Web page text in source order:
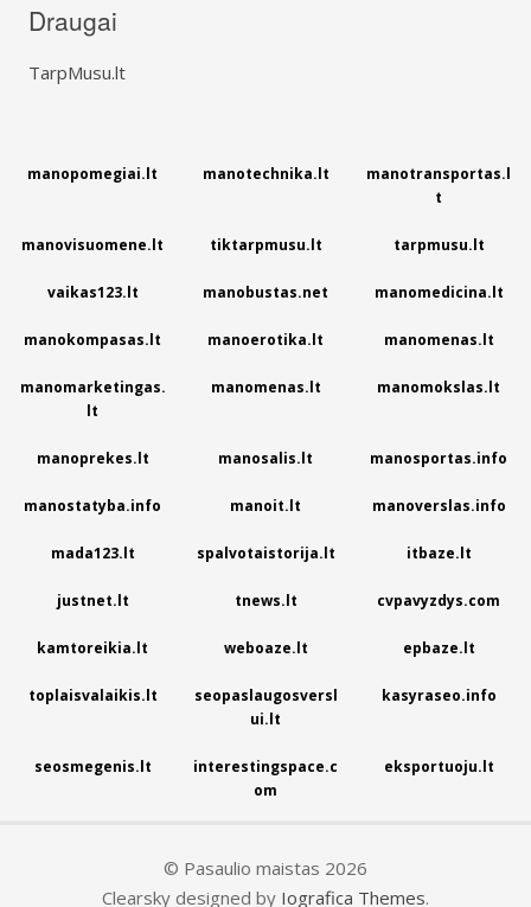
Draugai
TarpMusu.lt
manopomegiai.lt manotechnika.lt
manotransportas.l
t
manovisuomene.lt tiktarpmusu.lt tarpmusu.lt
vaikas123.lt manobustas.net manomedicina.lt
manokompasas.lt manoerotika.lt manomenas.lt
manomarketingas.
lt
manomenas.lt manomokslas.lt
manoprekes.lt manosalis.lt manosportas.info
manostatyba.info manoit.lt manoverslas.info
mada123.lt spalvotaistorija.lt itbaze.lt
justnet.lt tnews.lt cvpavyzdys.com
kamtoreikia.lt weboaze.lt epbaze.lt
toplaisvalaikis.lt
seopaslaugosversl
ui.lt
kasyraseo.info
seosmegenis.lt
interestingspace.c
om
eksportuoju.lt
© Pasaulio maistas 2026
Clearsky designed by Iografica Themes.